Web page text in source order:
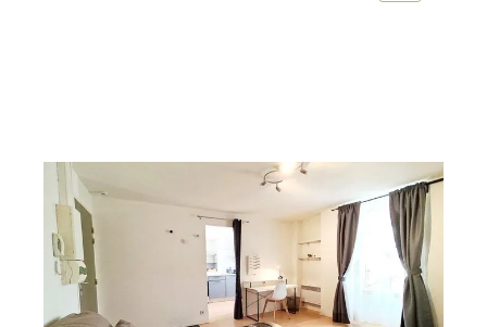
TARBES 65
27,92 m
Ref : 3965
Appartement F1 à vendre
55 000 €